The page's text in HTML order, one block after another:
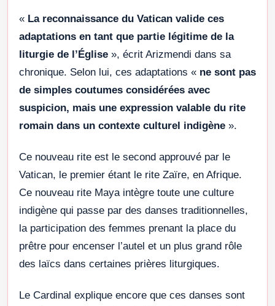
« La reconnaissance du Vatican valide ces
adaptations en tant que partie légitime de la
liturgie de l’Église », écrit Arizmendi dans sa
chronique. Selon lui, ces adaptations « ne sont pas
de simples coutumes considérées avec
suspicion, mais une expression valable du rite
romain dans un contexte culturel indigène ».
Ce nouveau rite est le second approuvé par le
Vatican, le premier étant le rite Zaïre, en Afrique.
Ce nouveau rite Maya intègre toute une culture
indigène qui passe par des danses traditionnelles,
la participation des femmes prenant la place du
prêtre pour encenser l’autel et un plus grand rôle
des laïcs dans certaines prières liturgiques.
Le Cardinal explique encore que ces danses sont